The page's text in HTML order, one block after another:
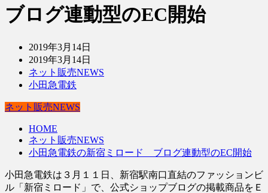
ブログ連動型のEC開始
2019年3月14日
2019年3月14日
ネット販売NEWS
小田急電鉄
ネット販売NEWS
HOME
ネット販売NEWS
小田急電鉄の新宿ミロード ブログ連動型のEC開始
小田急電鉄は３月１１日、新宿駅南口直結のファッションビ
ル「新宿ミロード」で、公式ショップブログの掲載商品をＥ